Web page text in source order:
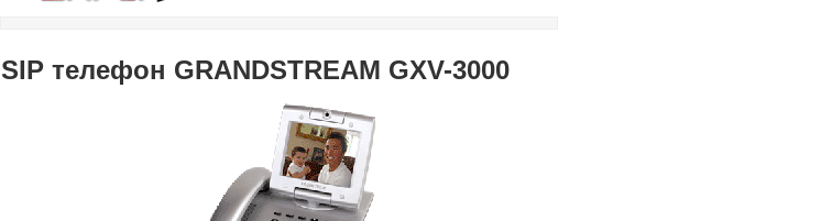
SIP телефон GRANDSTREAM GXV-3000